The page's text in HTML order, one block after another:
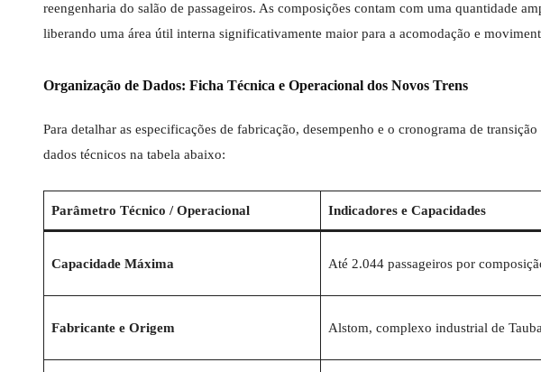
reengenharia do salão de passageiros. As composições contam com uma quantidade
liberando uma área útil interna significativamente maior para a acomodação e
Organização de Dados: Ficha Técnica e Operacional dos Novos Trens
Para detalhar as especificações de fabricação, desempenho e o cronograma de
dados técnicos na tabela abaixo:
Parâmetro Técnico / Operacional Indicadores e Capacidades
Capacidade Máxima Até 2.044 passageiros por
Fabricante e Origem Alstom, complexo industrial de